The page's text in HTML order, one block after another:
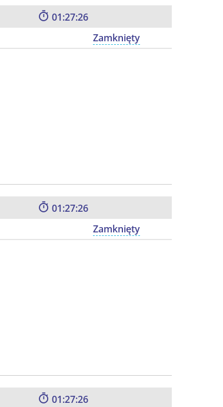
01:27:25
Zamknięty
01:27:25
Zamknięty
01:27:25